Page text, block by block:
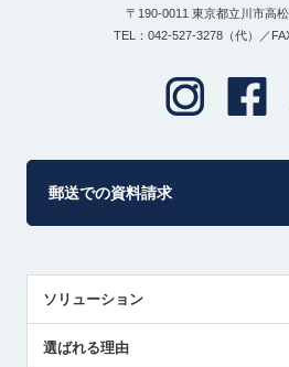
〒190-0011 東京都立川市高
TEL：042-527-3278（代）／
郵送での資料請求
ソリューション
解決策提案
選ばれる理由